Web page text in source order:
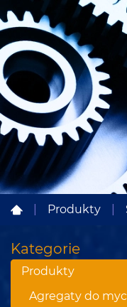
Produkty
Kategorie
Produkty
Agregaty do